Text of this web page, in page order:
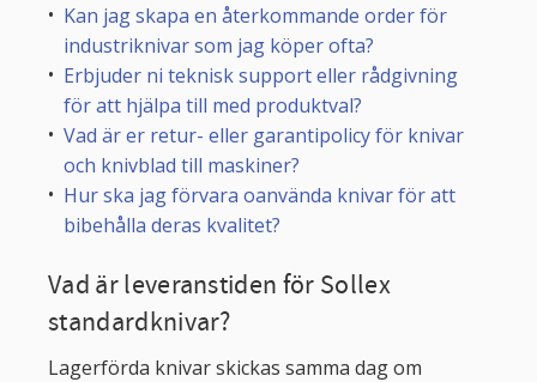
Kan jag skapa en återkommande order för
industriknivar som jag köper ofta?
Erbjuder ni teknisk support eller rådgivning
för att hjälpa till med produktval?
Vad är er retur- eller garantipolicy för knivar
och knivblad till maskiner?
Hur ska jag förvara oanvända knivar för att
bibehålla deras kvalitet?
Vad är leveranstiden för Sollex
standardknivar?
Lagerförda knivar skickas samma dag om